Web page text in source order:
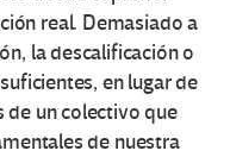
real. Demasiado a
la descalificación o
en lugar de
de un colectivo que
de nuestra